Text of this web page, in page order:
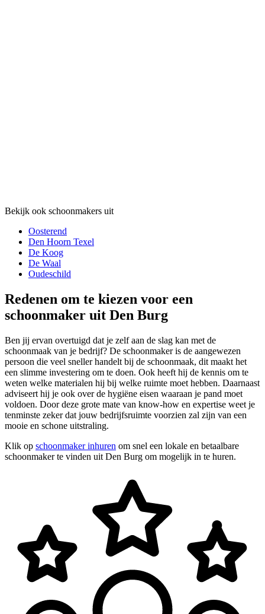
Bekijk ook schoonmakers uit
Oosterend
Den Hoorn Texel
De Koog
De Waal
Oudeschild
Redenen om te kiezen voor een
schoonmaker uit Den Burg
Ben jij ervan overtuigd dat je zelf aan de slag kan met de
schoonmaak van je bedrijf? De schoonmaker is de aangewezen
persoon die veel sneller handelt bij de schoonmaak, dit maakt het
een slimme investering om te doen. Ook heeft hij de kennis om te
weten welke materialen hij bij welke ruimte moet hebben. Daarnaast
adviseert hij je ook over de hygiëne eisen waaraan je pand moet
voldoen. Door deze grote mate van know-how en expertise weet je
tenminste zeker dat jouw bedrijfsruimte voorzien zal zijn van een
mooie en schone uitstraling.
Klik op schoonmaker inhuren om snel een lokale en betaalbare
schoonmaker te vinden uit Den Burg om mogelijk in te huren.